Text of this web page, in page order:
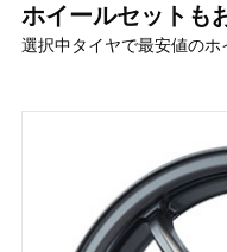
ホイールセットも
選択中タイヤで最安値の